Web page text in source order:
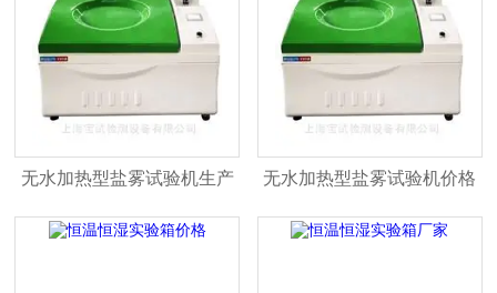
无水加热型盐雾试验机生产
厂家
无水加热型盐雾试验机价格